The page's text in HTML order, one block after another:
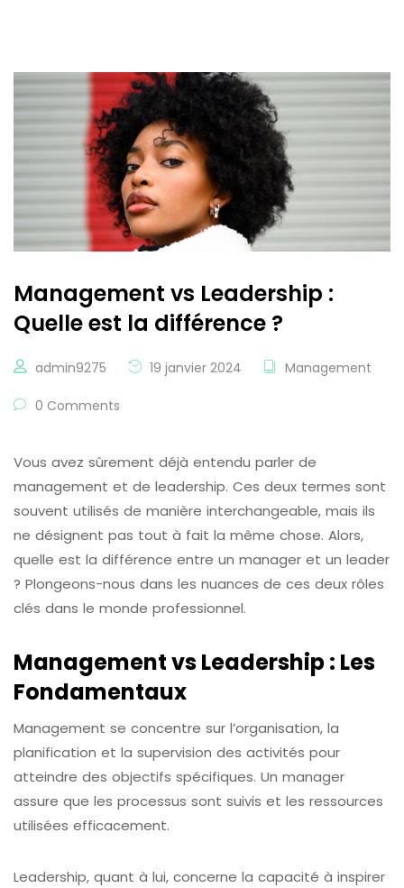
Management vs Leadership :
Quelle est la différence ?
admin9275 19 janvier 2024 Management
0 Comments
Vous avez sûrement déjà entendu parler de
management et de leadership. Ces deux termes sont
souvent utilisés de manière interchangeable, mais ils
ne désignent pas tout à fait la même chose. Alors,
quelle est la différence entre un manager et un leader
? Plongeons-nous dans les nuances de ces deux rôles
clés dans le monde professionnel.
Management vs Leadership : Les
Fondamentaux
Management se concentre sur l’organisation, la
planification et la supervision des activités pour
atteindre des objectifs spécifiques. Un manager
assure que les processus sont suivis et les ressources
utilisées efficacement.
Leadership, quant à lui, concerne la capacité à inspirer